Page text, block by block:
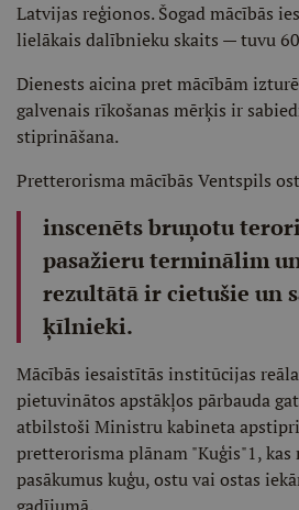
Latvijas reģionos. Šogad mācībās
lielākais dalībnieku skaits — tuvu
Dienests aicina pret mācībām
galvenais rīkošanas mērķis ir
stiprināšana.
Pretterorisma mācībās Ventspils
inscenēts bruņotu
pasažieru terminālim
rezultātā ir cietušie un
ķīlnieki.
Mācībās iesaistītās institūcijas
pietuvinātos apstākļos pārbauda
atbilstoši Ministru kabineta
pretterorisma plānam "Kuģis"1, kas
pasākumus kuģu, ostu vai ostas